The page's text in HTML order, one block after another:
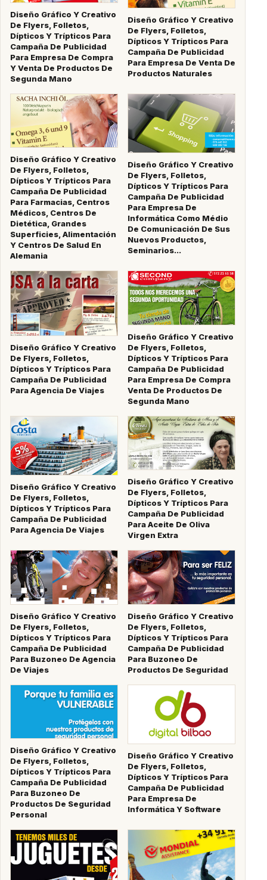
Diseño Gráfico Y Creativo
De Flyers, Folletos,
Dípticos Y Trípticos Para
Campaña De Publicidad
Para Empresa De Compra
Y Venta De Productos De
Segunda Mano
Diseño Gráfico Y Creativo
De Flyers, Folletos,
Dípticos Y Trípticos Para
Campaña De Publicidad
Para Empresa De Venta De
Productos Naturales
Diseño Gráfico Y Creativo
De Flyers, Folletos,
Dípticos Y Trípticos Para
Campaña De Publicidad
Para Farmacias, Centros
Médicos, Centros De
Dietética, Grandes
Superficies, Alimentación
Y Centros De Salud En
Alemania
Diseño Gráfico Y Creativo
De Flyers, Folletos,
Dípticos Y Trípticos Para
Campaña De Publicidad
Para Empresa De
Informática Como Médio
De Comunicación De Sus
Nuevos Productos,
Seminarios...
Diseño Gráfico Y Creativo
De Flyers, Folletos,
Dípticos Y Trípticos Para
Campaña De Publicidad
Para Agencia De Viajes
Diseño Gráfico Y Creativo
De Flyers, Folletos,
Dípticos Y Trípticos Para
Campaña De Publicidad
Para Empresa De Compra
Venta De Productos De
Segunda Mano
Diseño Gráfico Y Creativo
De Flyers, Folletos,
Dípticos Y Trípticos Para
Campaña De Publicidad
Para Agencia De Viajes
Diseño Gráfico Y Creativo
De Flyers, Folletos,
Dípticos Y Trípticos Para
Campaña De Publicidad
Para Aceite De Oliva
Virgen Extra
Diseño Gráfico Y Creativo
De Flyers, Folletos,
Dípticos Y Trípticos Para
Campaña De Publicidad
Para Buzoneo De Agencia
De Viajes
Diseño Gráfico Y Creativo
De Flyers, Folletos,
Dípticos Y Trípticos Para
Campaña De Publicidad
Para Buzoneo De
Productos De Seguridad
Diseño Gráfico Y Creativo
De Flyers, Folletos,
Dípticos Y Trípticos Para
Campaña De Publicidad
Para Buzoneo De
Productos De Seguridad
Personal
Diseño Gráfico Y Creativo
De Flyers, Folletos,
Dípticos Y Trípticos Para
Campaña De Publicidad
Para Empresa De
Informática Y Software